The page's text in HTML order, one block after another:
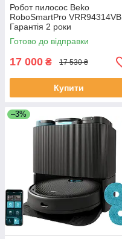
Робот пилосос Beko
RoboSmartPro VRR94314VB ,
Гарантія 2 роки
Готово до відправки
17 000 ₴ 17 530 ₴
Купити
–3%